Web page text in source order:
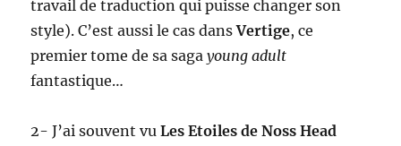
travail de traduction qui puisse changer son
style). C’est aussi le cas dansVertige, ce
premier tome de sa sagayoung adult
fantastique…
2- J’ai souvent vuLes Etoiles de Noss Head